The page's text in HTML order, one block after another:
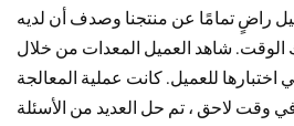
العميل راضٍ تمامًا عن منتجنا وصدف أن لديه
الوقت. شاهد العميل المعدات من خلال
اختبارها للعميل. كانت عملية المعالجة
وقت لاحق ، تم حل العديد من الأسئلة